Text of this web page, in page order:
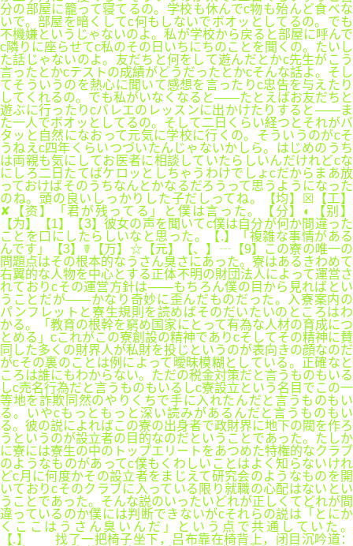
分の部屋に籠って寝てるの。学校も休んでc物も殆んど食べな
いで。部屋を暗くしてc何もしないでボオッとしてるの。でも
不機嫌というじゃないのよ。私が学校から戻ると部屋に呼んで
c隣りに座らせてc私のその日いちにちのことを聞くの。たいし
た話じゃないのよ。友だちと何をして遊んだとかc先生がこう
言ったとかcテストの成績がどうだったとかcそんな話よ。そし
てそういうのを熱心に聞いて感想を言ったりc忠告を与えたり
してくれるの。でも私がいなくなると――たとえばお友だちと
遊ぶに行ったりcバレエのレッスンに出かけたりすると――ま
た一人でボオッとしてるの。そして二日くらい経つとそれがバ
タッと自然になおって元気に学校に行くの。そういうのがcそ
うねえc四年くらいつづいたんじゃないかしら。はじめのうち
は両親も気にしてお医者に相談していたらしいんだけれどcな
にしろ二日たてばケロッとしちゃうわけでしょcだからまあ放
っておけばそのうちなんとかなるだろうって思うようになった
のね。頭の良いしっかりした子だしってね。【均】☒【工】
✘【资】「君が残ってる」と僕は言った。【分】◐【别】
【为】【1】【3】彼女の声を聞いてc僕は自分が何か間違った
ことを口にしたらしいなと思った。【.】「複雑な事情がある
んです」【3】☤【万】☆【元】【、】┄【9】この寮の唯一の
問題点はその根本的なうさん臭さにあった。寮はあるきわめて
右翼的な人物を中心とする正体不明の財団法人によって運営さ
れておりcその運営方針は――もちろん僕の目から見ればとい
うことだが――かなり奇妙に歪んだものだった。入寮案内の
パンフレットと寮生規則を読めばそのだいたいのところはわ
かる。「教育の根幹を窮め国家にとって有為な人材の育成につ
とめる」cこれがこの寮創設の精神でありcそしてその精神に賛
同した多くの財界人が私財を投じというのが表向きの顔なのだ
がcその裏のことは例によって曖昧模糊としている。正確なと
ころは誰にもわからない。ただの税金対策だと言うものもいる
しc売名行為だと言うものもいるしc寮設立という名目でこの一
等地を詐欺同然のやりくちで手に入れたんだと言うものもい
る。いやcもっともっと深い読みがあるんだと言うものもい
る。彼の説によればこの寮の出身者で政財界に地下の閥を作ろ
うというのが設立者の目的なのだということであった。たしか
に寮には寮生の中のトップエリートをあつめた特権的なクラブ
のようなものがあってc僕もくわしいことはよく知らないけれ
どc月に何度かその設立者をまじえて研究会のようなものを開
いておりcそのクラブに入っている限り就職の心配はないとい
うことであった。そんな説のいったいどれが正しくてどれが間
違っているのか僕には判断できないがcそれらの説は「とにか
くここはうさん臭いんだ」という点で共通していた。
【.】 找了一把椅子坐下，吕布靠在椅背上，闭目沉吟道：